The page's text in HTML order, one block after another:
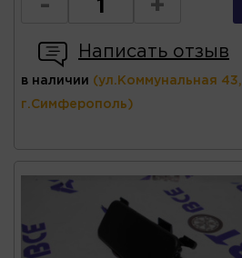
- +
Написать отзыв
в наличии (ул.Коммунальная 43,
г.Симферополь)